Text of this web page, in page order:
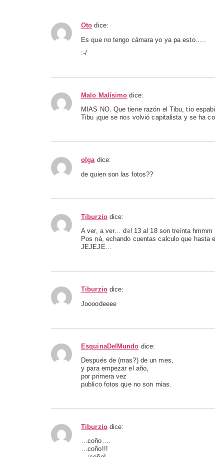
Oto dice:
Es que no tengo cámara yo ya pa esto…..
:-/
Malo Malísimo dice:
MIAS NO. Que tiene razón el Tibu, tío
Tibu ¡que se nos volvió capitalista y se ha
olga dice:
de quien son las fotos??
Tiburzio dice:
A ver, a ver… del 13 al 18 son treinta
Pos ná, echando cuentas calculo que hasta
JEJEJE…
Tiburzio dice:
Joooodeeee
EsquinaDelMundo dice:
Después de (mas?) de un mes,
y para empezar el año,
por primera vez
publico fotos que no son mias.
Tiburzio dice:
…coño….
…coño!!!